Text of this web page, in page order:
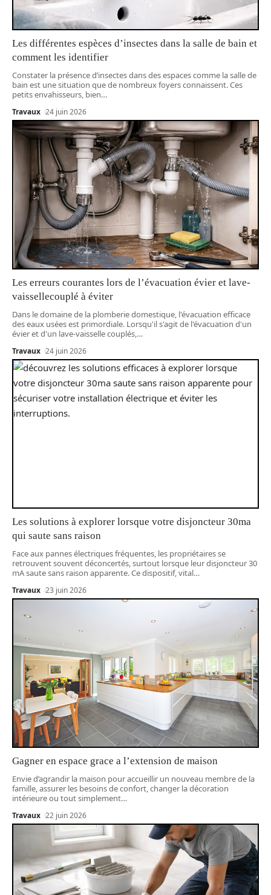
Les différentes espèces d’insectes dans la salle de bain et
comment les identifier
Constater la présence d’insectes dans des espaces comme la salle de
bain est une situation que de nombreux foyers connaissent. Ces
petits envahisseurs, bien…
Travaux 24 juin 2026
Les erreurs courantes lors de l’évacuation évier et lave-
vaissellecouplé à éviter
Dans le domaine de la plomberie domestique, l'évacuation efficace
des eaux usées est primordiale. Lorsqu'il s'agit de l'évacuation d'un
évier et d'un lave-vaisselle couplés,…
Travaux 24 juin 2026
Les solutions à explorer lorsque votre disjoncteur 30ma
qui saute sans raison
Face aux pannes électriques fréquentes, les propriétaires se
retrouvent souvent déconcertés, surtout lorsque leur disjoncteur 30
mA saute sans raison apparente. Ce dispositif, vital…
Travaux 23 juin 2026
Gagner en espace grace a l’extension de maison
Envie d’agrandir la maison pour accueillir un nouveau membre de la
famille, assurer les besoins de confort, changer la décoration
intérieure ou tout simplement…
Travaux 22 juin 2026